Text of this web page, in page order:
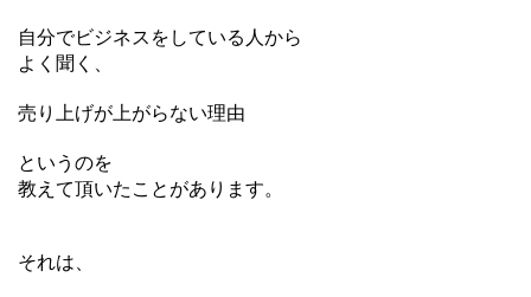
自分でビジネスをしている人から
よく聞く、
売り上げが上がらない理由
というのを
教えて頂いたことがあります。
それは、